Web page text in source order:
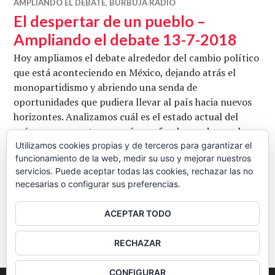
AMPLIANDO EL DEBATE, BURBUJA RADIO
El despertar de un pueblo –
Ampliando el debate 13-7-2018
Hoy ampliamos el debate alrededor del cambio político
que está aconteciendo en México, dejando atrás el
monopartidismo y abriendo una senda de
oportunidades que pudiera llevar al país hacia nuevos
horizontes. Analizamos cuál es el estado actual del
país, nos preguntamos cuán profundo puede ser el
cambio y qué desafíos enfrentará. Con Josep
Sanmartín, Eduardo Velásquez y Rafael González.
Conduce Jesús Nácher. Ir a descargar … Seguir leyendo
BARRA
LATERAL
Utilizamos cookies propias y de terceros para garantizar el
funcionamiento de la web, medir su uso y mejorar nuestros
servicios. Puede aceptar todas las cookies, rechazar las no
necesarias o configurar sus preferencias.
ACEPTAR TODO
RECHAZAR
CONFIGURAR